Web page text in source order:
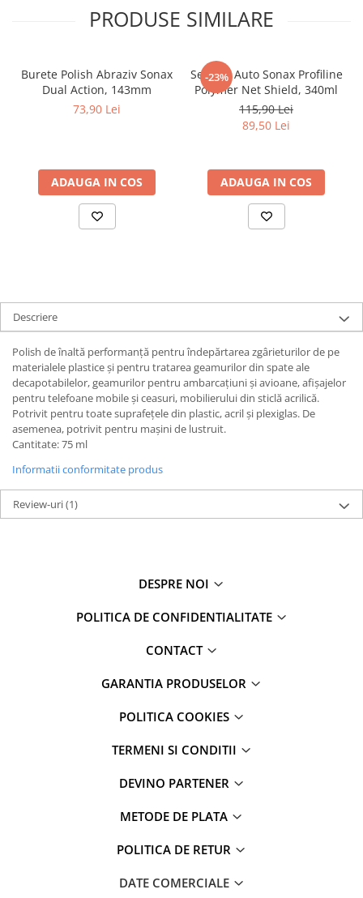
PRODUSE SIMILARE
Burete Polish Abraziv Sonax
Dual Action, 143mm
73,90 Lei
ADAUGA IN COS
-23%
Sealant Auto Sonax Profiline
Polymer Net Shield, 340ml
115,90 Lei
89,50 Lei
ADAUGA IN COS
Descriere
Polish de înaltă performanță pentru îndepărtarea zgârieturilor de pe
materialele plastice și pentru tratarea geamurilor din spate ale
decapotabilelor, geamurilor pentru ambarcațiuni și avioane, afișajelor
pentru telefoane mobile și ceasuri, mobilierului din sticlă acrilică.
Potrivit pentru toate suprafețele din plastic, acril și plexiglas. De
asemenea, potrivit pentru mașini de lustruit.
Cantitate: 75 ml
Informatii conformitate produs
Review-uri(1)
DESPRE NOI
POLITICA DE CONFIDENTIALITATE
CONTACT
GARANTIA PRODUSELOR
POLITICA COOKIES
TERMENI SI CONDITII
DEVINO PARTENER
METODE DE PLATA
POLITICA DE RETUR
DATE COMERCIALE